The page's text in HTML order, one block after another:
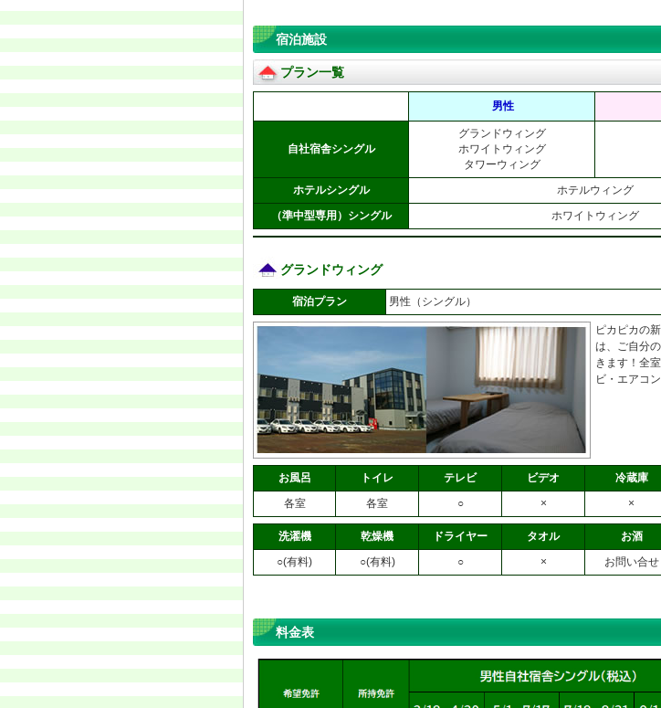
宿泊施設
プラン一覧
男性
自社宿舎シングル
グランドウィング
ホワイトウィング
タワーウィング
ホテルシングル
ホテルウィング
（準中型専用）シングル
ホワイトウィング
グランドウィング
宿泊プラン 男性（シングル）
ピカピカの
は、ご自分
きます！全
ビ・エアコ
お風呂 トイレ テレビ ビデオ 冷蔵庫
各室
各室 ○ × ×
洗濯機 乾燥機 ドライヤー タオル お酒
○(有料)
○(有料) ○ × お問い合せ
料金表